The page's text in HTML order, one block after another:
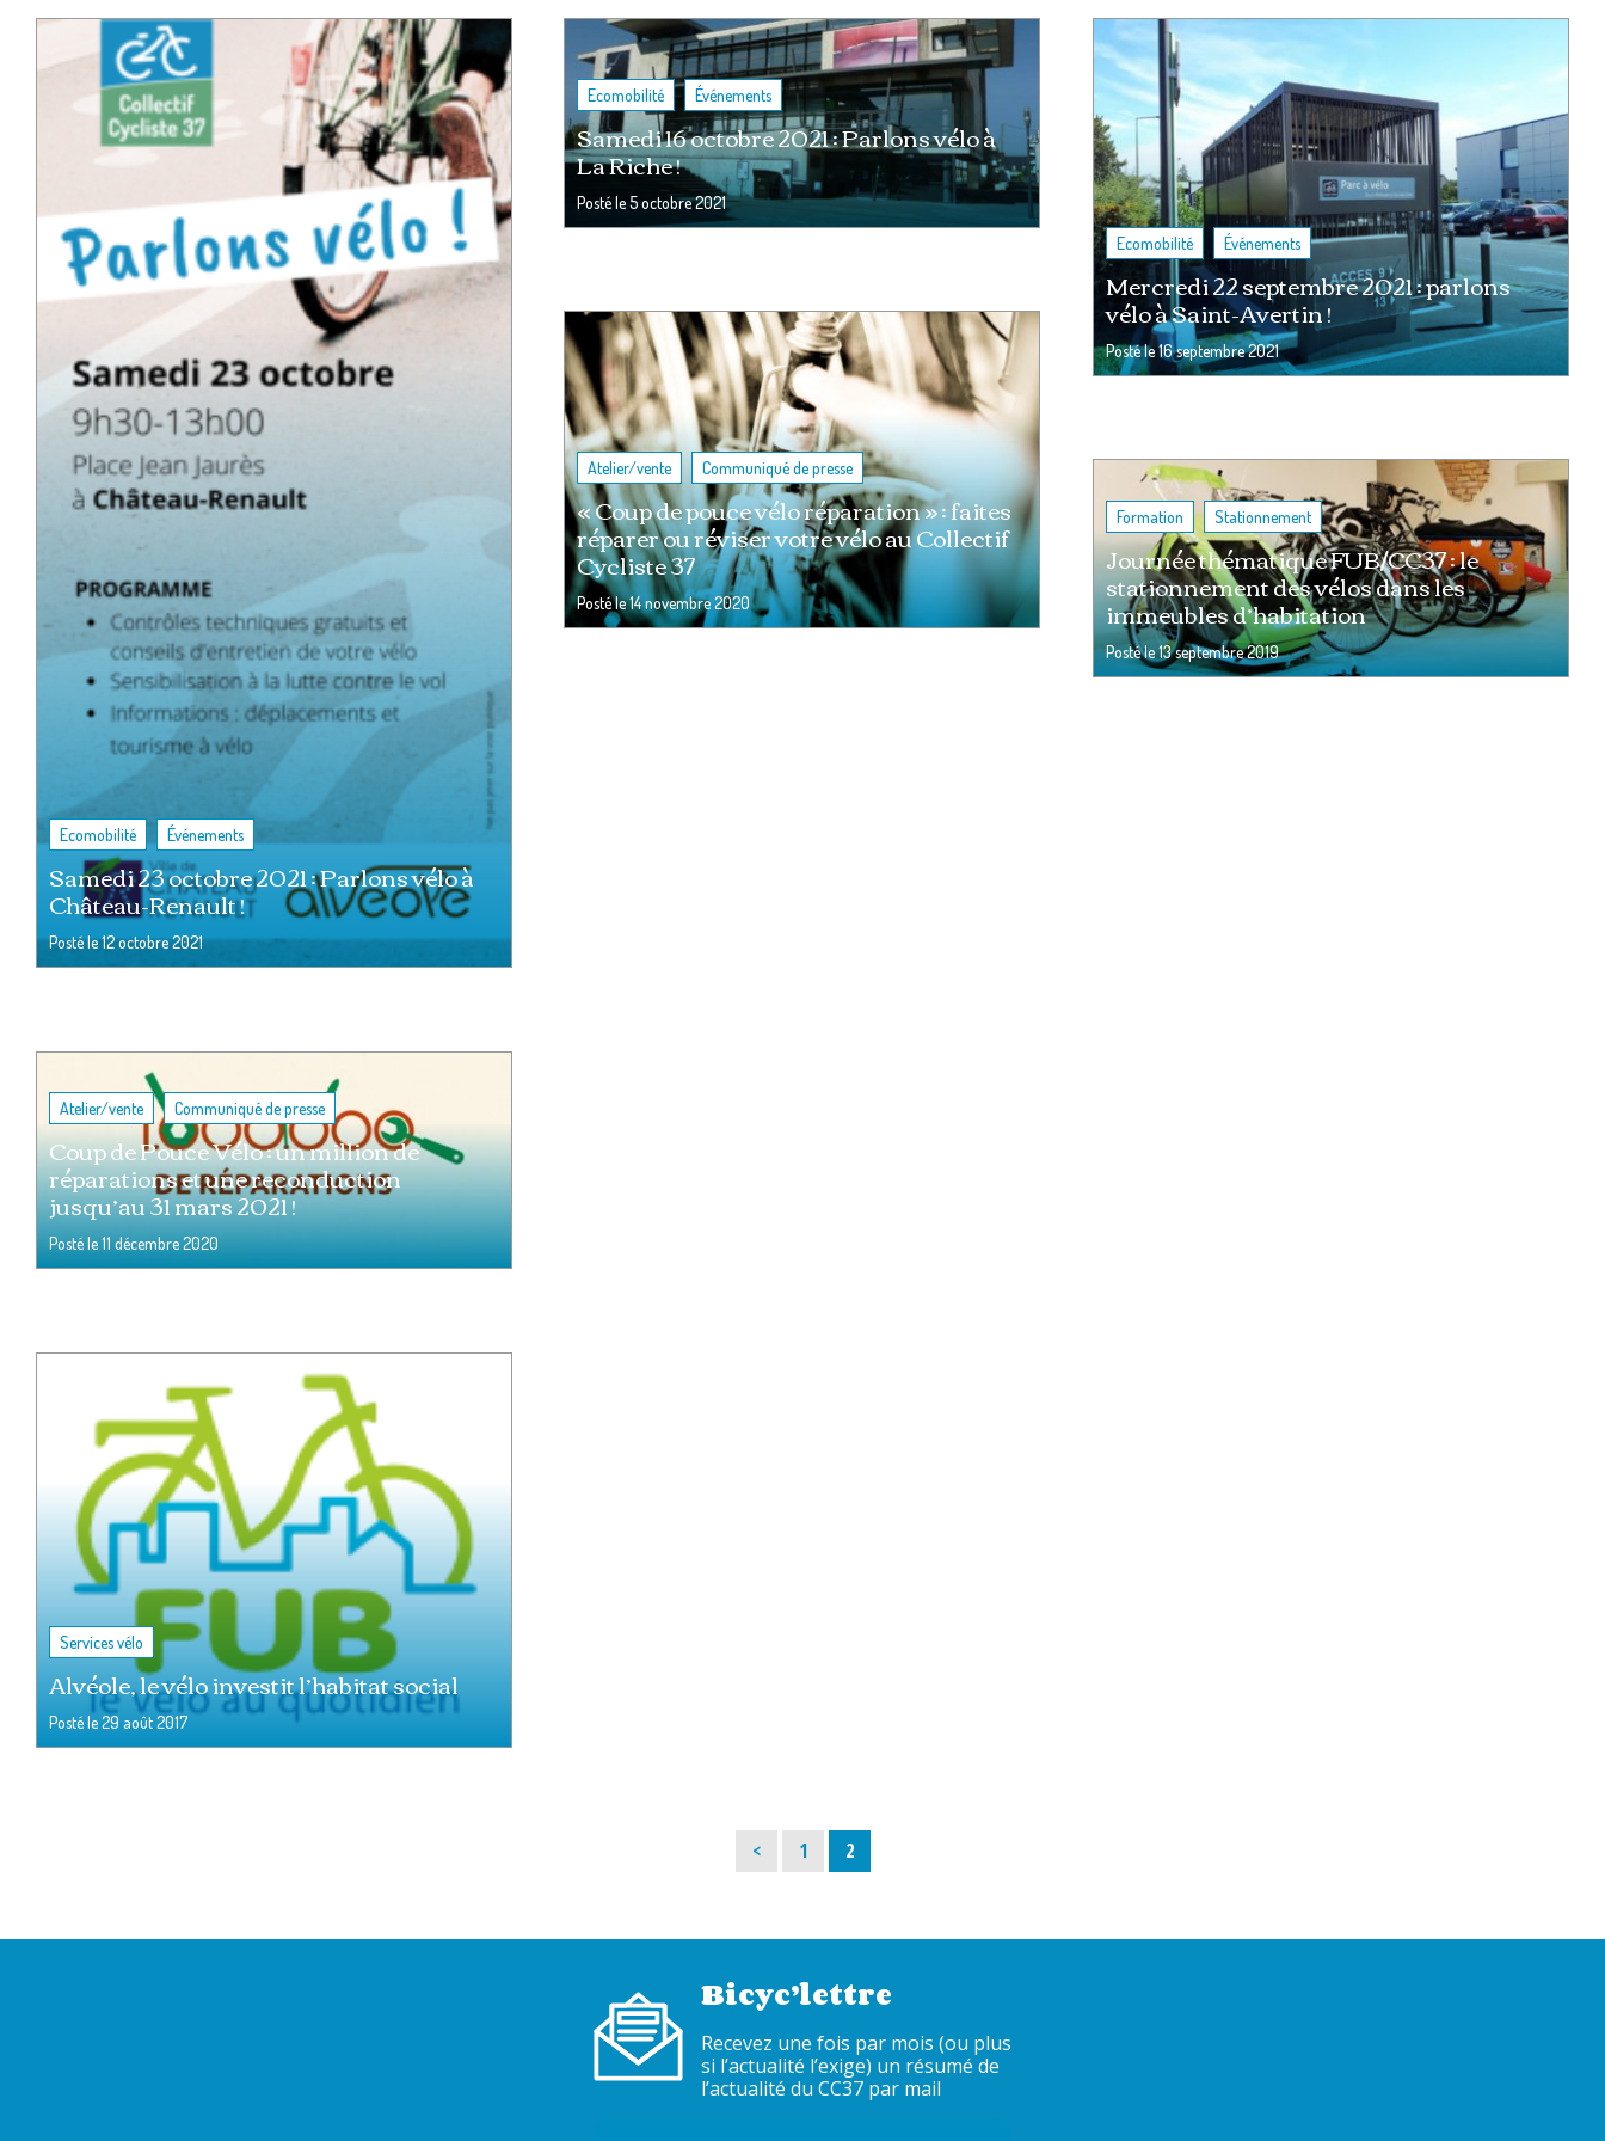
Ecomobilité Événements
Samedi 23 octobre 2021 : Parlons vélo à
Château-Renault !
Posté le12 octobre 2021
Ecomobilité , Événements
Samedi 16 octobre 2021 : Parlons vélo à
La Riche !
Posté le5 octobre 2021
Ecomobilité Événements
Mercredi 22 septembre 2021 : parlons
vélo à Saint-Avertin !
Posté le16 septembre 2021
Atelier/vente , Communiqué de presse
Coup de Pouce Vélo : un million de
réparations et une reconduction
jusqu’au 31 mars 2021 !
Posté le11 décembre 2020
Atelier/vente Communiqué de presse
« Coup de pouce vélo réparation » : faites
réparer ou réviser votre vélo au Collectif
Cycliste 37
Posté le14 novembre 2020
Formation , Stationnement
Journée thématique FUB/CC37 : le
stationnement des vélos dans les
immeubles d’habitation
Posté le13 septembre 2019
Services vélo
Alvéole, le vélo investit l’habitat social
Posté le29 août 2017
< Page
1 Page
2
Bicyc’lettre
Recevez une fois par mois (ou plus
si l’actualité l’exige) un résumé de
l’actualité du CC37 par mail